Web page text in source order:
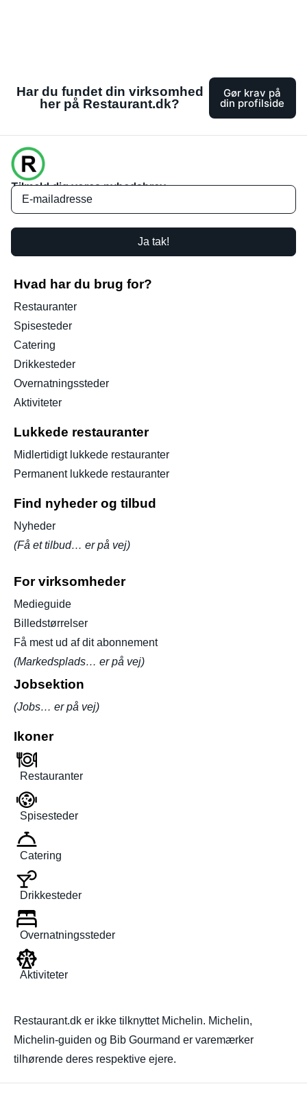
Har du fundet din virksomhed
her på Restaurant.dk?
Gør krav på
din profilside
Tilmeld dig vores nyhedsbrev
Ja tak!
Hvad har du brug for?
Restauranter
Spisesteder
Catering
Drikkesteder
Overnatningssteder
Aktiviteter
Lukkede restauranter
Midlertidigt lukkede restauranter
Permanent lukkede restauranter
Find nyheder og tilbud
Nyheder
(Få et tilbud… er på vej)
For virksomheder
Medieguide
Billedstørrelser
Få mest ud af dit abonnement
(Markedsplads… er på vej)
Jobsektion
(Jobs… er på vej)
Ikoner
Restauranter
Spisesteder
Catering
Drikkesteder
Overnatningssteder
Aktiviteter
Restaurant.dk er ikke tilknyttet Michelin. Michelin,
Michelin-guiden og Bib Gourmand er varemærker
tilhørende deres respektive ejere.